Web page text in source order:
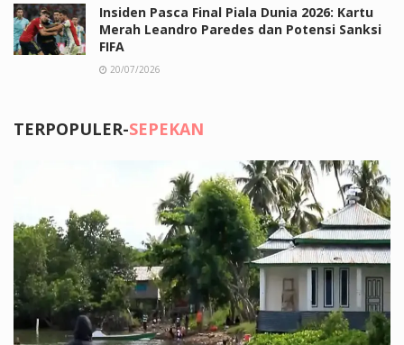
Insiden Pasca Final Piala Dunia 2026: Kartu
Merah Leandro Paredes dan Potensi Sanksi
FIFA
20/07/2026
TERPOPULER-SEPEKAN